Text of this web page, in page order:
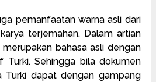
pemanfaatan warna asli dari
terjemahan. Dalam artian
bahasa asli dengan
Turki. Sehingga bila dokumen
Turki dapat dengan gampang